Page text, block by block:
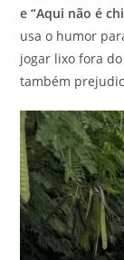
e “Aqui não é
usa o humor
jogar lixo fora
também